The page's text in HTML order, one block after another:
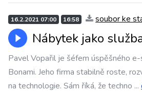
16.2.2021 07:00 16:58 soubor ke
Nábytek jako
Pavel Vopařil je šéfem úspěšného
Bonami. Jeho firma stabilně roste,
na technologie. Sám říká, že techno ...